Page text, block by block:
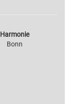
Harmonie
Bonn